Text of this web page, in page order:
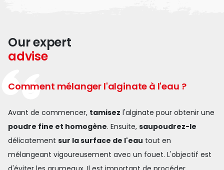
Our expert
advise
Comment mélanger l'alginate à l'eau ?
Avant de commencer, tamisez l'alginate pour obtenir une
poudre fine et homogène. Ensuite, saupoudrez-le
délicatement sur la surface de l'eau tout en
mélangeant vigoureusement avec un fouet. L'objectif est